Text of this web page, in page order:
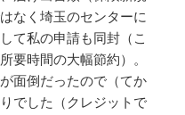
なく埼玉のセンターに
て私の申請も同封（こ
要時間の大幅節約）。
面倒だったので（てか
でした（クレジットで